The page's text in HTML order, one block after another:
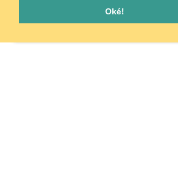
Oké!
Oeps! Er is iets misgegaan. Herlaad de
opnieuw.